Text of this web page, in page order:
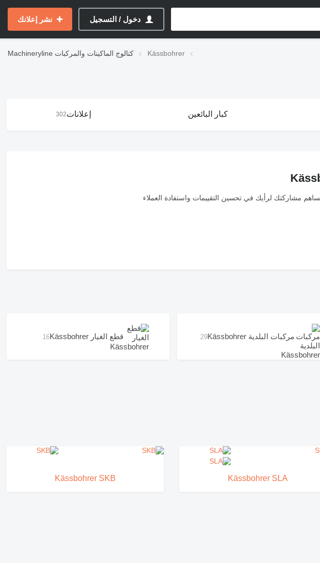
دخول / التسجيل نشر إعلانك
Machineryline كتالوج الماكينات والمركبات Kässbohrer
كبار البائعين إعلانات302
مشاركتك لرأيك في تحسين التقييمات واستفادة العملاء
مركبات البلدية Kässbohrer 29 قطع الغيار Kässbohrer 16
Kässbohrer SLA
Kässbohrer SKB